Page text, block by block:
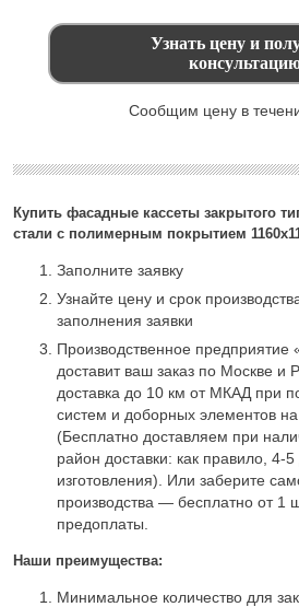
Купить фасадные кассеты закрытого
стали с полимерным покрытием
Заполните заявку
Узнайте цену и срок
заполнения заявки
Производственное
доставит ваш заказ по Москве и
доставка до 10 км от МКАД при
систем и доборных элементов
(Бесплатно доставляем при
район доставки: как правило, 4-
изготовления). Или заберите
производства — бесплатно от 1
предоплаты.
Наши преимущества:
Минимальное количество для
Сообщим цену в